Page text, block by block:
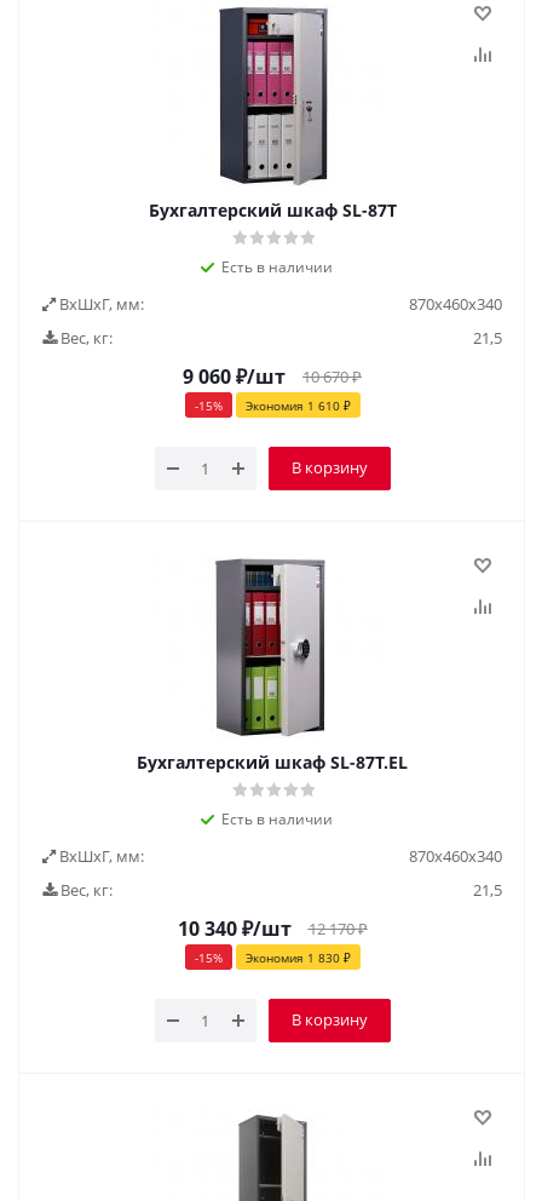
Бухгалтерский шкаф SL-87Т
Есть в наличии
ВxШxГ, мм:
870x460x340
Вес, кг:
21,5
9 060₽/шт 10 670₽
-15% Экономия 1 610₽
В корзину
Бухгалтерский шкаф SL-87Т.EL
Есть в наличии
ВxШxГ, мм:
870x460x340
Вес, кг:
21,5
10 340₽/шт 12 170₽
-15% Экономия 1 830₽
В корзину